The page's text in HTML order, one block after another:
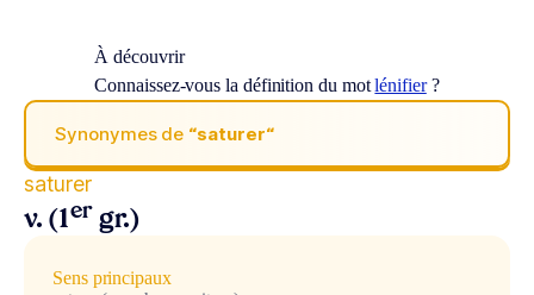
À découvrir
Connaissez-vous la définition du motlénifier?
Synonymes de “saturer“
saturer
v. (1er gr.)
Sens principaux